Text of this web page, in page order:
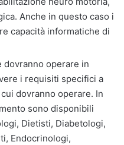
Anche in questo caso i
capacità informatiche di
dovranno operare in
i requisiti specifici a
dovranno operare. In
sono disponibili
Dietisti, Diabetologi,
Endocrinologi,